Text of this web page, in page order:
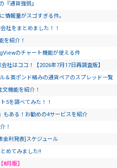
『通貨強弱』
情報量がスゴすぎる件。
社をまとめました！！
を紹介！
のチャート機能が使える件
社はココ！【2026年7月17日再調査版】
＆英ポンド絡みの通貨ペアのスプレッド一覧
機能を紹介！
5を調べてみた！！
もある！お勧めの4サービスを紹介
！
利発表]スケジュール
めてみました!!
月版】